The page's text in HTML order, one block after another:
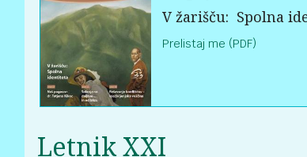
V žarišču: Spolna
Prelistaj me (PDF)
Letnik XXI